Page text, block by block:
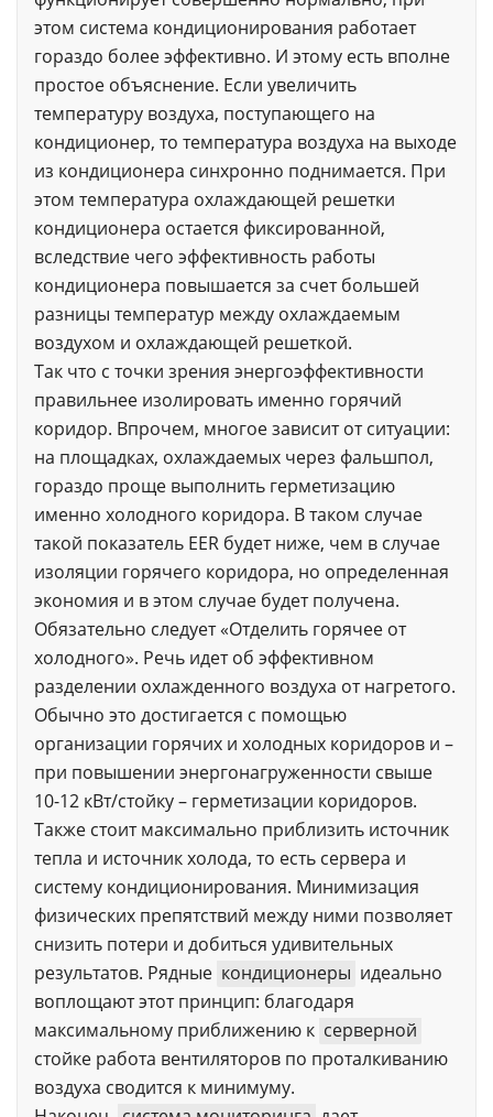
этом система кондиционирования работает
гораздо более эффективно. И этому есть вполне
простое объяснение. Если увеличить
температуру воздуха, поступающего на
кондиционер, то температура воздуха на выходе
из кондиционера синхронно поднимается. При
этом температура охлаждающей решетки
кондиционера остается фиксированной,
вследствие чего эффективность работы
кондиционера повышается за счет большей
разницы температур между охлаждаемым
воздухом и охлаждающей решеткой.
Так что с точки зрения энергоэффективности
правильнее изолировать именно горячий
коридор. Впрочем, многое зависит от ситуации:
на площадках, охлаждаемых через фальшпол,
гораздо проще выполнить герметизацию
именно холодного коридора. В таком случае
такой показатель EER будет ниже, чем в случае
изоляции горячего коридора, но определенная
экономия и в этом случае будет получена.
Обязательно следует «Отделить горячее от
холодного». Речь идет об эффективном
разделении охлажденного воздуха от нагретого.
Обычно это достигается с помощью
организации горячих и холодных коридоров и –
при повышении энергонагруженности свыше
10-12 кВт/стойку – герметизации коридоров.
Также стоит максимально приблизить источник
тепла и источник холода, то есть сервера и
систему кондиционирования. Минимизация
физических препятствий между ними позволяет
снизить потери и добиться удивительных
результатов. Рядные кондиционеры идеально
воплощают этот принцип: благодаря
максимальному приближению к серверной
стойке работа вентиляторов по проталкиванию
воздуха сводится к минимуму.